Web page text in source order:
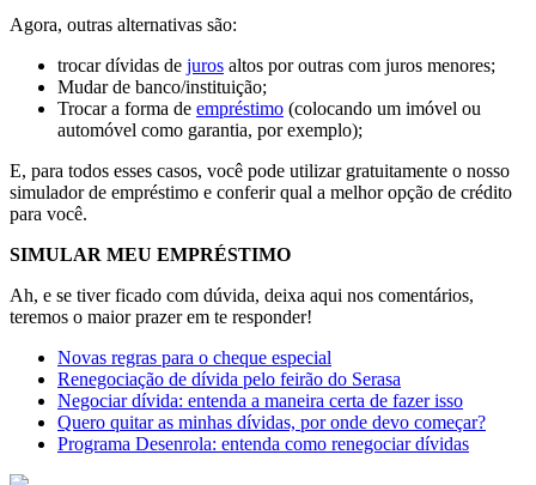
Agora, outras alternativas são:
trocar dívidas de juros altos por outras com juros menores;
Mudar de banco/instituição;
Trocar a forma de empréstimo (colocando um imóvel ou
automóvel como garantia, por exemplo);
E, para todos esses casos, você pode utilizar gratuitamente o nosso
simulador de empréstimo e conferir qual a melhor opção de crédito
para você.
SIMULAR MEU EMPRÉSTIMO
Ah, e se tiver ficado com dúvida, deixa aqui nos comentários,
teremos o maior prazer em te responder!
Novas regras para o cheque especial
Renegociação de dívida pelo feirão do Serasa
Negociar dívida: entenda a maneira certa de fazer isso
Quero quitar as minhas dívidas, por onde devo começar?
Programa Desenrola: entenda como renegociar dívidas